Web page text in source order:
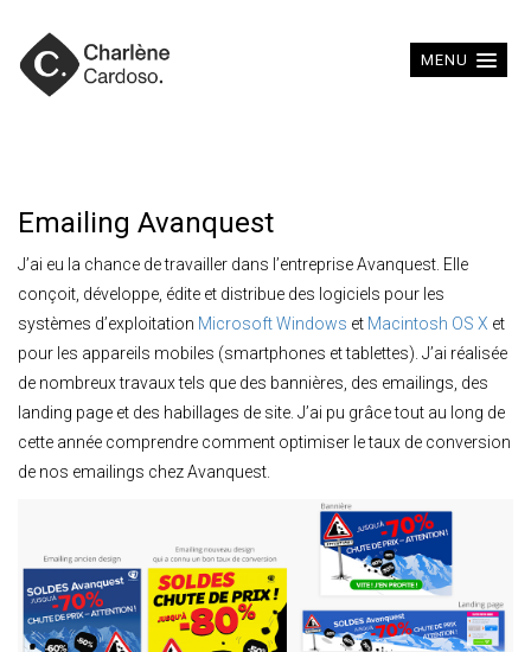
MENU
Emailing Avanquest
J’ai eu la chance de travailler dans l’entreprise Avanquest. Elle
conçoit, développe, édite et distribue des logiciels pour les
systèmes d’exploitation Microsoft Windows et Macintosh OS X et
pour les appareils mobiles (smartphones et tablettes). J’ai réalisée
de nombreux travaux tels que des bannières, des emailings, des
landing page et des habillages de site. J’ai pu grâce tout au long de
cette année comprendre comment optimiser le taux de conversion
de nos emailings chez Avanquest.